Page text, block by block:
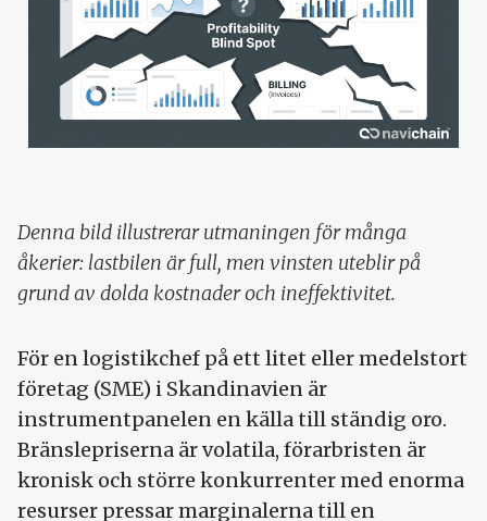
Denna bild illustrerar utmaningen för många
åkerier: lastbilen är full, men vinsten uteblir på
grund av dolda kostnader och ineffektivitet.
För en logistikchef på ett litet eller medelstort
företag (SME) i Skandinavien är
instrumentpanelen en källa till ständig oro.
Bränslepriserna är volatila, förarbristen är
kronisk och större konkurrenter med enorma
resurser pressar marginalerna till en